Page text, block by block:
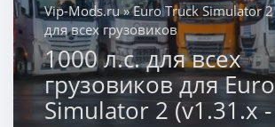
Vip-Mods.ru»Euro Truck Simulator 2
для всех грузовиков
1000 л.с. для всех
грузовиков для
Simulator 2 (v1.31.x